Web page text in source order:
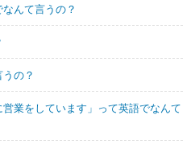
んて言うの？
の？
業をしています」って英語でなんて